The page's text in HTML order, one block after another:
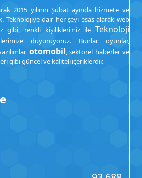
2015 yılının Şubat ayında hizmete ve
Teknolojiye dair her şeyi esas alarak web
gibi, renkli kişiliklerimiz ile Teknoloji
duyuruyoruz. Bunlar oyunlar,
otomobil, sektörel haberler ve
gibi güncel ve kaliteli içeriklerdir.